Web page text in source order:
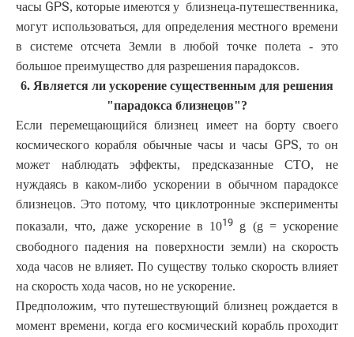
часы GPS, которые имеются у близнеца-путешественника,
могут использоваться, для определения местного времени
в системе отсчета Земли в любой точке полета - это
большое преимущество для разрешения парадоксов.
6. Является ли ускорение существенным для решения
"парадокса близнецов"?
Если перемещающийся близнец имеет на борту своего
космического корабля обычные часы и часы GPS, то он
может наблюдать эффекты, предсказанные СТО, не
нуждаясь в каком-либо ускорении в обычном парадоксе
близнецов. Это потому, что циклотронные эксперименты
показали, что, даже ускорение в 1019 g (g = ускорение
свободного падения на поверхности земли) на скорость
хода часов не влияет. По существу только скорость влияет
на скорость хода часов, но не ускорение.
Предположим, что путешествующий близнец рождается в
момент времени, когда его космический корабль проходит